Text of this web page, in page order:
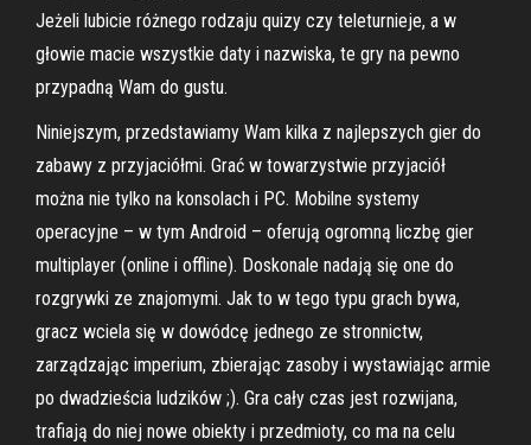
Jeżeli lubicie różnego rodzaju quizy czy teleturnieje, a w
głowie macie wszystkie daty i nazwiska, te gry na pewno
przypadną Wam do gustu.
Niniejszym, przedstawiamy Wam kilka z najlepszych gier do
zabawy z przyjaciółmi. Grać w towarzystwie przyjaciół
można nie tylko na konsolach i PC. Mobilne systemy
operacyjne – w tym Android – oferują ogromną liczbę gier
multiplayer (online i offline). Doskonale nadają się one do
rozgrywki ze znajomymi. Jak to w tego typu grach bywa,
gracz wciela się w dowódcę jednego ze stronnictw,
zarządzając imperium, zbierając zasoby i wystawiając armie
po dwadzieścia ludzików ;). Gra cały czas jest rozwijana,
trafiają do niej nowe obiekty i przedmioty, co ma na celu